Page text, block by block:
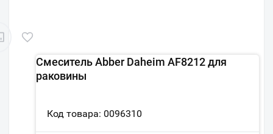
Смеситель Abber Daheim AF8212 для
раковины
Код товара: 0096310